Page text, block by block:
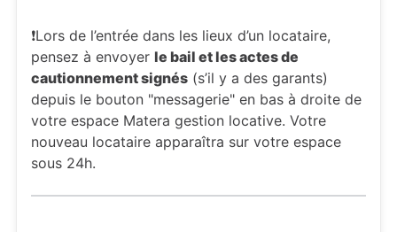
❗Lors de l’entrée dans les lieux d’un locataire,
pensez à envoyer le bail et les actes de
cautionnement signés (s’il y a des garants)
depuis le bouton "messagerie" en bas à droite de
votre espace Matera gestion locative. Votre
nouveau locataire apparaîtra sur votre espace
sous 24h.